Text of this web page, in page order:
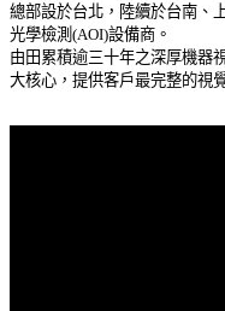
總部設於台北，陸續於台南、
光學檢測(AOI)設備商。
由田累積逾三十年之深厚機器
大核心，提供客戶最完整的視